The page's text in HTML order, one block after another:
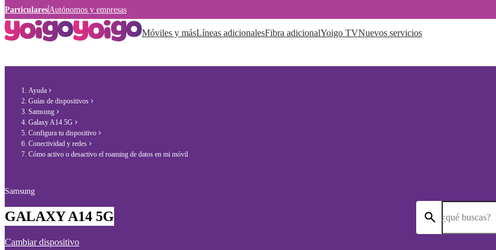
Particulares Autónomos y empresas
Móviles y másLíneas adicionalesFibra adicionalYoigo TVNuevos servicios
Ayuda
Guías de dispositivos
Samsung
Galaxy A14 5G
Configura tu dispositivo
Conectividad y redes
Cómo activo o desactivo el roaming de datos en mi móvil
Samsung
GALAXY A14 5G
Cambiar dispositivo
¿qué buscas?